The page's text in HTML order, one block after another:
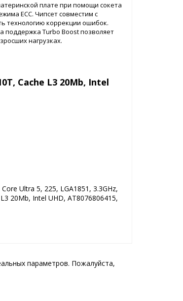
плате при помощи сокета
ECC. Чипсет совместим с
технологию коррекции ошибок.
поддержка Turbo Boost позволяет
нагрузках.
Cache L3 20Mb, Intel
Ultra 5, 225, LGA1851, 3.3GHz,
20Mb, Intel UHD, AT8076806415,
параметров. Пожалуйста,